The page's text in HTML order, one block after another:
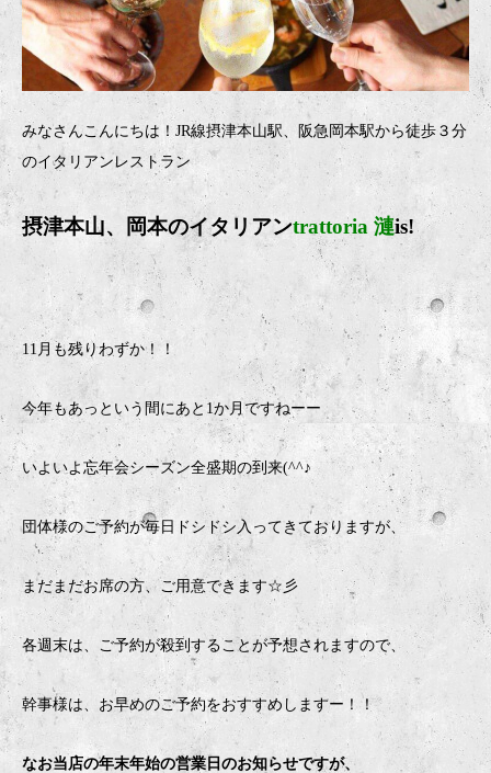
みなさんこんにちは！JR線摂津本山駅、阪急岡本駅から徒歩３分
のイタリアンレストラン
摂津本山、岡本のイタリアンtrattoria 漣is!
11月も残りわずか！！
今年もあっという間にあと1か月ですねーー
いよいよ忘年会シーズン全盛期の到来(^^♪
団体様のご予約が毎日ドシドシ入ってきておりますが、
まだまだお席の方、ご用意できます☆彡
各週末は、ご予約が殺到することが予想されますので、
幹事様は、お早めのご予約をおすすめしますー！！
なお当店の年末年始の営業日のお知らせですが、